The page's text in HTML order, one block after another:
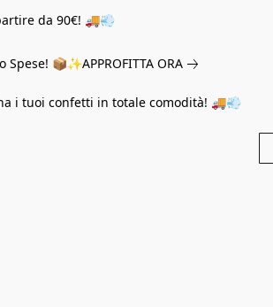
da 90€! 🚚💨
Spese! 📦✨APPROFITTA ORA
i tuoi confetti in totale comodità! 🚚💨